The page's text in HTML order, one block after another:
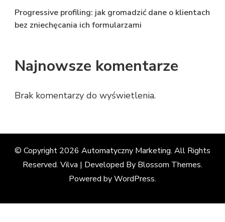
Progressive profiling: jak gromadzić dane o klientach
bez zniechęcania ich formularzami
Najnowsze komentarze
Brak komentarzy do wyświetlenia.
© Copyright 2026 Automatyczny Marketing. All Rights
Reserved. Vilva | Developed By Blossom Themes.
Powered byWordPress.